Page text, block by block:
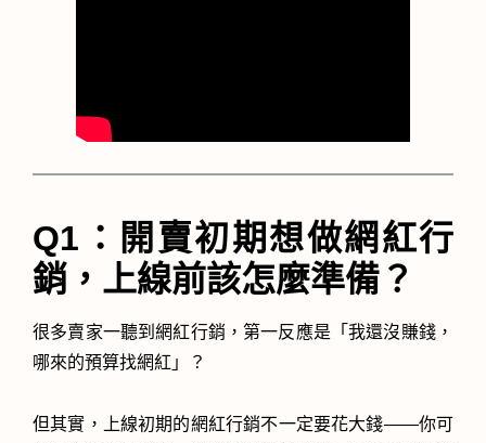
Q1：開賣初期想做網紅行
銷，上線前該怎麼準備？
很多賣家一聽到網紅行銷，第一反應是「我還沒賺錢，
哪來的預算找網紅」？
但其實，上線初期的網紅行銷不一定要花大錢——你可